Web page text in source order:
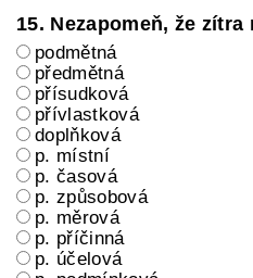
15. Nezapomeň, že zítra
podmětná
předmětná
přísudková
přívlastková
doplňková
p. místní
p. časová
p. způsobová
p. měrová
p. příčinná
p. účelová